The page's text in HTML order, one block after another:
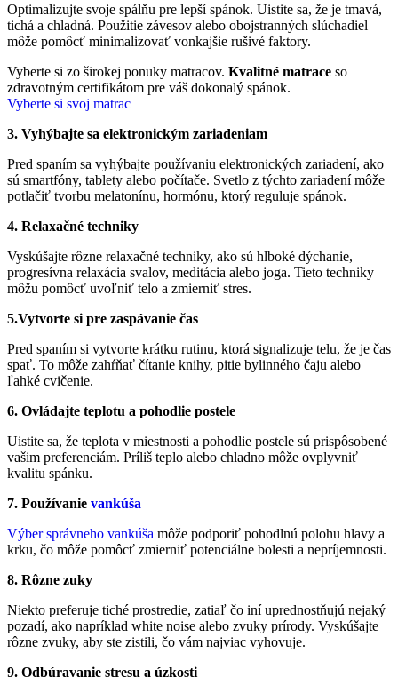
Optimalizujte svoje spálňu pre lepší spánok. Uistite sa, že je tmavá,
tichá a chladná. Použitie závesov alebo obojstranných slúchadiel
môže pomôcť minimalizovať vonkajšie rušivé faktory.
Vyberte si zo širokej ponuky matracov. Kvalitné matrace so
zdravotným certifikátom pre váš dokonalý spánok.
Vyberte si svoj matrac
3. Vyhýbajte sa elektronickým zariadeniam
Pred spaním sa vyhýbajte používaniu elektronických zariadení, ako
sú smartfóny, tablety alebo počítače. Svetlo z týchto zariadení môže
potlačiť tvorbu melatonínu, hormónu, ktorý reguluje spánok.
4. Relaxačné techniky
Vyskúšajte rôzne relaxačné techniky, ako sú hlboké dýchanie,
progresívna relaxácia svalov, meditácia alebo joga. Tieto techniky
môžu pomôcť uvoľniť telo a zmierniť stres.
5.Vytvorte si pre zaspávanie čas
Pred spaním si vytvorte krátku rutinu, ktorá signalizuje telu, že je čas
spať. To môže zahŕňať čítanie knihy, pitie bylinného čaju alebo
ľahké cvičenie.
6. Ovládajte teplotu a pohodlie postele
Uistite sa, že teplota v miestnosti a pohodlie postele sú prispôsobené
vašim preferenciám. Príliš teplo alebo chladno môže ovplyvniť
kvalitu spánku.
7. Používanie vankúša
Výber správneho vankúša môže podporiť pohodlnú polohu hlavy a
krku, čo môže pomôcť zmierniť potenciálne bolesti a nepríjemnosti.
8. Rôzne zuky
Niekto preferuje tiché prostredie, zatiaľ čo iní uprednostňujú nejaký
pozadí, ako napríklad white noise alebo zvuky prírody. Vyskúšajte
rôzne zvuky, aby ste zistili, čo vám najviac vyhovuje.
9. Odbúravanie stresu a úzkosti